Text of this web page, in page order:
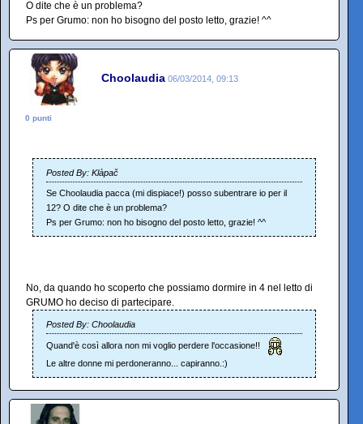
O dite che è un problema?
Ps per Grumo: non ho bisogno del posto letto, grazie! ^^
Choolaudia 06/03/2014, 09:13
0 punti
Posted By: Klàpač
Se Choolaudia pacca (mi dispiace!) posso subentrare io per il
12? O dite che è un problema?
Ps per Grumo: non ho bisogno del posto letto, grazie! ^^
No, da quando ho scoperto che possiamo dormire in 4 nel letto di
GRUMO ho deciso di partecipare.
Posted By: Choolaudia
Quand'è così allora non mi voglio perdere l'occasione!!
Le altre donne mi perdoneranno... capiranno.:)